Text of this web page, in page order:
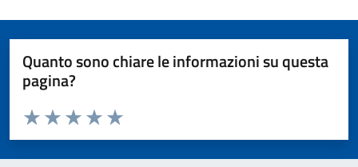
Quanto sono chiare le informazioni su questa
pagina?
Valuta da 1 a 5 stelle la pagina
Valuta 5 stelle su 5
Valuta 4 stelle su 5
Valuta 3 stelle su 5
Valuta 2 stelle su 5
Valuta 1 stelle su 5